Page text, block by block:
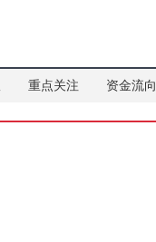
重点关注 资金流向